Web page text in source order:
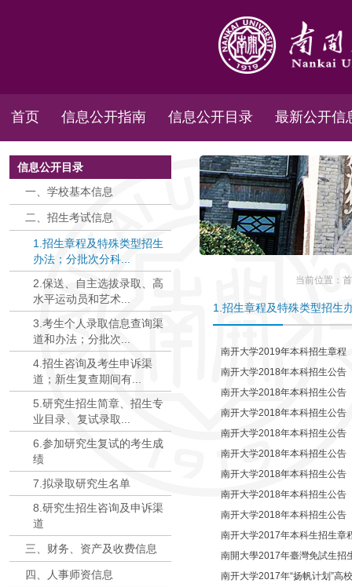
首页 信息公开指南 信息公开目录 最新公开信
信息公开目录
一、学校基本信息
二、招生考试信息
1.招生章程及特殊类型招生
办法；分批次分科...
2.保送、自主选拔录取、高
水平运动员和艺术...
3.考生个人录取信息查询渠
道和办法；分批次...
4.招生咨询及考生申诉渠
道；新生复查期间有...
5.研究生招生简章、招生专
业目录、复试录取...
6.参加研究生复试的考生成
绩
7.拟录取研究生名单
8.研究生招生咨询及申诉渠
道
三、财务、资产及收费信息
四、人事师资信息
当前位置：
1.招生章程及特殊类型招生
南开大学2019年本科招生章程
南开大学2018年本科招生公
南开大学2018年本科招生公
南开大学2018年本科招生公告
南开大学2018年本科招生公
南开大学2018年本科招生公
南开大学2018年本科招生公
南开大学2018年本科招生公
南开大学2018年本科招生公告
南开大学2017年本科生招生章
南開大學2017年臺灣免試生招
南开大学2017年“扬帆计划”高